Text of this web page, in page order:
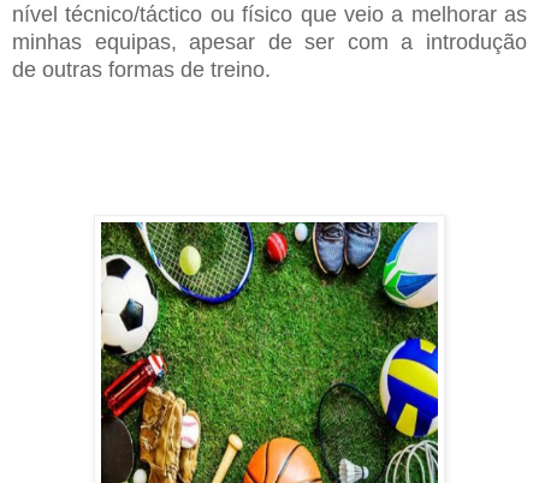
nível técnico/táctico oufísico que veio a melhorar as
minhas equipas, apesar de ser com a introdução
de outras formas de treino.